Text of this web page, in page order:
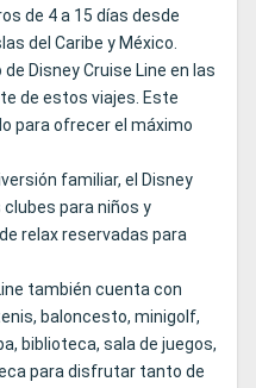
de 4 a 15 días desde
del Caribe y México.
Disney Cruise Line en las
de estos viajes. Este
para ofrecer el máximo
familiar, el Disney
para niños y
relax reservadas para
también cuenta con
baloncesto, minigolf,
biblioteca, sala de juegos,
para disfrutar tanto de